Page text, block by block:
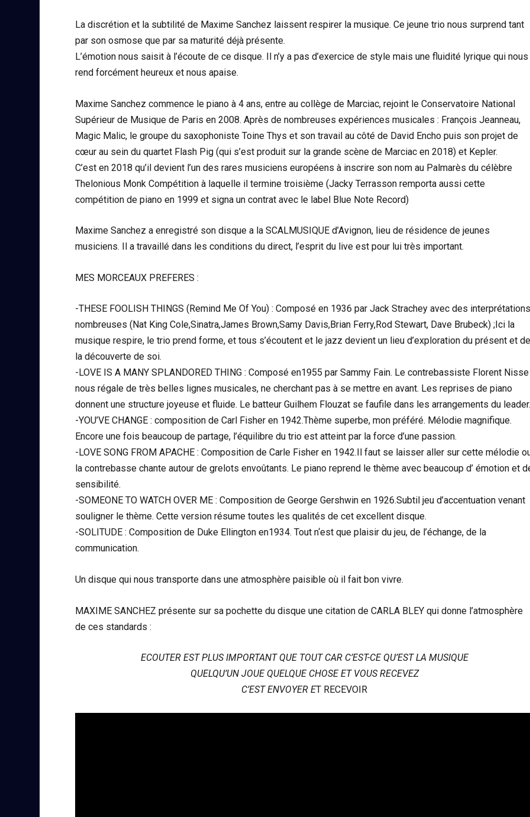
La discrétion et la subtilité de Maxime Sanchez laissent respirer la musique. Ce jeune trio nous surprend tant
par son osmose que par sa maturité déjà présente.
L’émotion nous saisit à l’écoute de ce disque. Il n’y a pas d’exercice de style mais une fluidité lyrique qui nous
rend forcément heureux et nous apaise.
Maxime Sanchez commence le piano à 4 ans, entre au collège de Marciac, rejoint le Conservatoire National
Supérieur de Musique de Paris en 2008. Après de nombreuses expériences musicales : François Jeanneau,
Magic Malic, le groupe du saxophoniste Toine Thys et son travail au côté de David Encho puis son projet de
cœur au sein du quartet Flash Pig (qui s’est produit sur la grande scène de Marciac en 2018) et Kepler.
C’est en 2018 qu’il devient l’un des rares musiciens européens à inscrire son nom au Palmarès du célèbre
Thelonious Monk Compétition à laquelle il termine troisième (Jacky Terrasson remporta aussi cette
compétition de piano en 1999 et signa un contrat avec le label Blue Note Record)
Maxime Sanchez a enregistré son disque a la SCALMUSIQUE d’Avignon, lieu de résidence de jeunes
musiciens. Il a travaillé dans les conditions du direct, l’esprit du live est pour lui très important.
MES MORCEAUX PREFERES :
-THESE FOOLISH THINGS (Remind Me Of You) : Composé en 1936 par Jack Strachey avec des interprétations
nombreuses (Nat King Cole,Sinatra,James Brown,Samy Davis,Brian Ferry,Rod Stewart, Dave Brubeck) ;Ici la
musique respire, le trio prend forme, et tous s’écoutent et le jazz devient un lieu d’exploration du présent et de
la découverte de soi.
-LOVE IS A MANY SPLANDORED THING : Composé en1955 par Sammy Fain. Le contrebassiste Florent Nisse
nous régale de très belles lignes musicales, ne cherchant pas à se mettre en avant. Les reprises de piano
donnent une structure joyeuse et fluide. Le batteur Guilhem Flouzat se faufile dans les arrangements du leader.
-YOU’VE CHANGE : composition de Carl Fisher en 1942.Thème superbe, mon préféré. Mélodie magnifique.
Encore une fois beaucoup de partage, l’équilibre du trio est atteint par la force d’une passion.
-LOVE SONG FROM APACHE : Composition de Carle Fisher en 1942.Il faut se laisser aller sur cette mélodie
la contrebasse chante autour de grelots envoûtants. Le piano reprend le thème avec beaucoup d’ émotion et
sensibilité.
-SOMEONE TO WATCH OVER ME : Composition de George Gershwin en 1926.Subtil jeu d’accentuation venant
souligner le thème. Cette version résume toutes les qualités de cet excellent disque.
-SOLITUDE : Composition de Duke Ellington en1934. Tout n‘est que plaisir du jeu, de l’échange, de la
communication.
Un disque qui nous transporte dans une atmosphère paisible où il fait bon vivre.
MAXIME SANCHEZ présente sur sa pochette du disque une citation de CARLA BLEY qui donne l’atmosphère
de ces standards :
ECOUTER EST PLUS IMPORTANT QUE TOUT CAR C’EST-CE QU’EST LA MUSIQUE
QUELQU’UN JOUE QUELQUE CHOSE ET VOUS RECEVEZ
C’EST ENVOYER ET RECEVOIR